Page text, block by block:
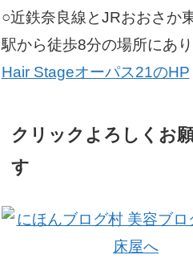
○近鉄奈良線とJRおおさか
駅から徒歩8分の場所にあり
Hair Stageオーパス21のHP
クリックよろしくお
す